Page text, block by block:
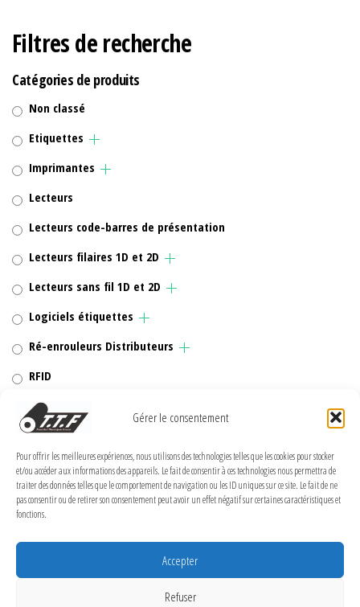
Gérer le consentement
Pour offrir les meilleures expériences, nous utilisons des technologies telles que les cookies pour stocker
et/ou accéder aux informations des appareils. Le fait de consentir à ces technologies nous permettra de
traiter des données telles que le comportement de navigation ou les ID uniques sur ce site. Le fait de ne
pas consentir ou de retirer son consentement peut avoir un effet négatif sur certaines caractéristiques et
fonctions.
Accepter
Refuser
Filtres de recherche
Catégories de produits
Non classé
Etiquettes
Imprimantes
Lecteurs
Lecteurs code-barres de présentation
Lecteurs filaires 1D et 2D
Lecteurs sans fil 1D et 2D
Logiciels étiquettes
Ré-enrouleurs Distributeurs
RFID
Rubans transfert thermique
Têtes d'impression
Politique de cookies (UE)